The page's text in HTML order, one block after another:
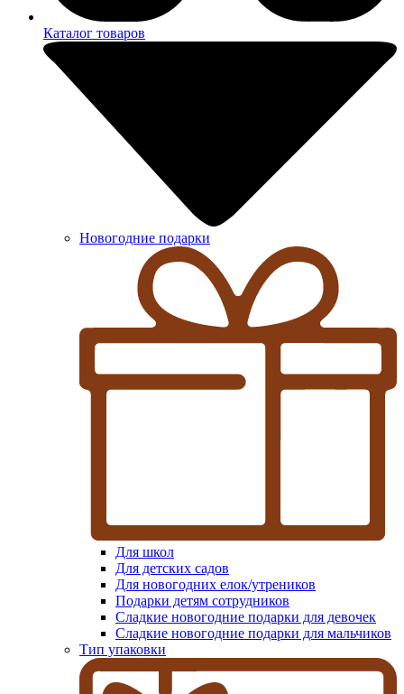
Каталог товаров
Новогодние подарки
Для школ
Для детских садов
Для новогодних елок/утреников
Подарки детям сотрудников
Сладкие новогодние подарки для девочек
Сладкие новогодние подарки для мальчиков
Тип упаковки